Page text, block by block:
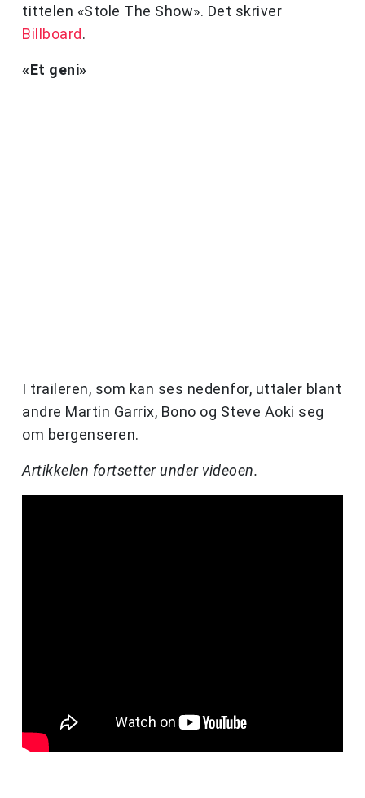
tittelen «Stole The Show». Det skriver
Billboard.
«Et geni»
I traileren, som kan ses nedenfor, uttaler blant
andre Martin Garrix, Bono og Steve Aoki seg
om bergenseren.
Artikkelen fortsetter under videoen.